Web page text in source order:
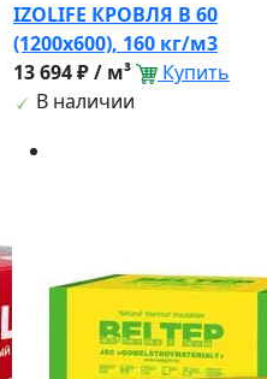
IZOLIFE КРОВЛЯ В 60
(1200х600), 160 кг/м3
13 694 ₽ / м³
Купить
В наличии